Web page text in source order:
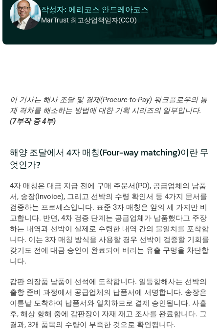
작성자: 에리코스 안드레아코스
MarTrust 최고상업책임자(CCO)
이 기사는 해사 조달 및 결제(Procure-to-Pay) 워크플로우의 통
(7부작 중 4부)
해양 조달에서 4자 매칭(Four-way matching)이란 무
엇인가?
4자 매칭은 대금 지급 전에 구매 주문서(PO), 공급업체의 납품
서, 송장(Invoice), 그리고 선박의 수령 확인서 등 4가지 문서를
검증하는 프로세스입니다. 표준 3자 매칭은 앞의 세 가지만 비
교합니다. 반면, 4차 검증 단계는 공급업체가 납품했다고 주장
하는 내역과 선박이 실제로 수령한 내역 간의 불일치를 포착합
니다. 이는 3자 매칭 방식을 사용할 경우 선박이 검증할 기회를
갖기도 전에 대금 승인이 완료되어 버리는 유출 구멍을 차단합
니다.
갑판 의장품 납품이 선석에 도착합니다. 일등항해사는 선박의
출항 준비 과정에서 공급업체의 납품서에 서명합니다. 송장은
이튿날 도착하여 납품서와 일치하므로 결제 승인됩니다. 사흘
후, 해상 항해 중에 갑판장이 자재 재고 조사를 완료합니다. 그
결과, 3개 품목의 수량이 부족한 것으로 확인됩니다.